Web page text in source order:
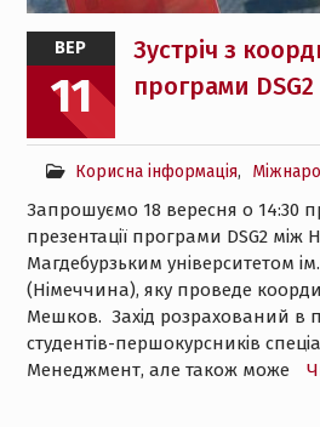
ВЕР
11
Зустріч з
програми DSG2
Корисна інформація,
Запрошуємо 18 вересня о 14:30
презентації програми DSG2 між
Магдебурзьким університетом
(Німеччина), яку проведе
Мешков. Захід розрахований в
студентів-першокурсників
Менеджмент, але також може